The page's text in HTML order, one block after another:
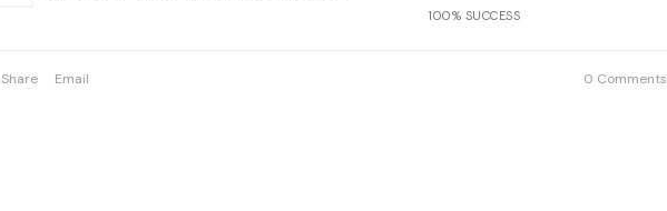
100% SUCCESS
Share Email 0 Comments